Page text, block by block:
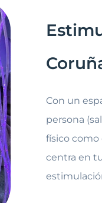
Con un
persona
físico
centra en